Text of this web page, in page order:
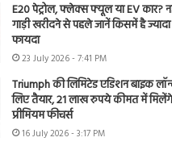
E20 पेट्रोल, फ्लेक्स फ्यूल या EV कार?
गाड़ी खरीदने से पहले जानें किसमें है ज्यादा
फायदा
23 July 2026 - 7:41 PM
Triumph की लिमिटेड एडिशन बाइक
लिए तैयार, 21 लाख रुपये कीमत में
प्रीमियम फीचर्स
16 July 2026 - 3:17 PM